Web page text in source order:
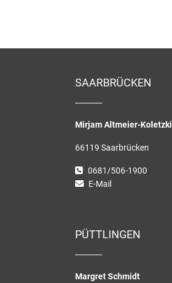
SAARBRÜCKEN
Mirjam Altmeier-Koletzki
66119 Saarbrücken
0681/506-1900
E-Mail
PÜTTLINGEN
Margret Schmidt